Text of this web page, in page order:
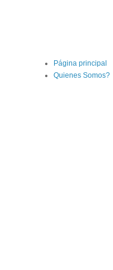
Página principal
Quienes Somos?